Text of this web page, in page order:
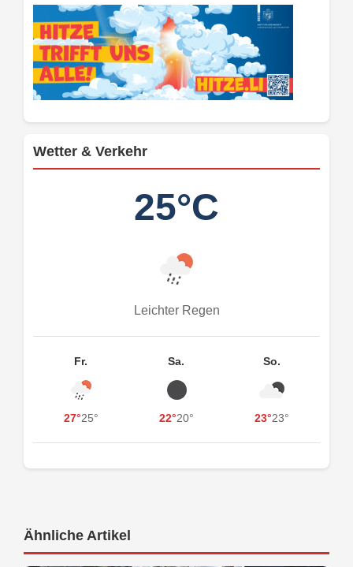
Wetter & Verkehr
25°C
Leichter Regen
Fr.
27°25°
Sa.
22°20°
So.
23°23°
Ähnliche Artikel